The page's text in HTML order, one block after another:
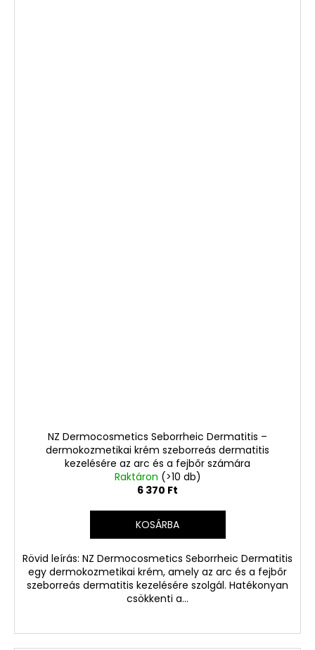
NZ Dermocosmetics Seborrheic Dermatitis –
dermokozmetikai krém szeborreás dermatitis
kezelésére az arc és a fejbőr számára
Raktáron (>10 db)
6 370 Ft
KOSÁRBA
Rövid leírás: NZ Dermocosmetics Seborrheic Dermatitis
egy dermokozmetikai krém, amely az arc és a fejbőr
szeborreás dermatitis kezelésére szolgál. Hatékonyan
csökkenti a...